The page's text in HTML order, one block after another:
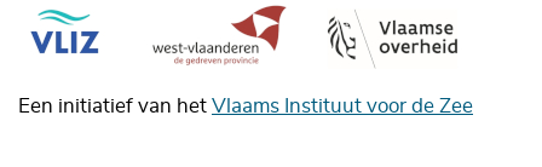
Een initiatief van het Vlaams Instituut voor de Zee